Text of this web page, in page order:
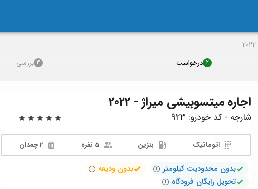
2 درخواست 3 بررسی
اجارهمیتسوبیشی میراژ - 2022
شارجه - کد خودرو: 923
اتوماتیک بنزین
بدون محدودیت کیلومتر
بدون ودیعه
تحویل رایگان فرودگاه